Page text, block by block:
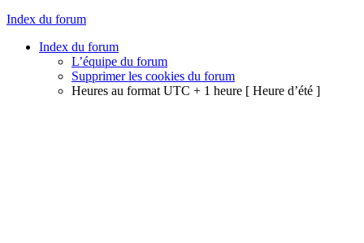
Index du forum
Index du forum
L’équipe du forum
Supprimer les cookies du forum
Heures au format UTC + 1 heure [ Heure d’été ]